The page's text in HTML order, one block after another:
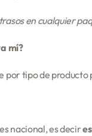
en cualquier
mí?
por tipo de
nacional, es decir